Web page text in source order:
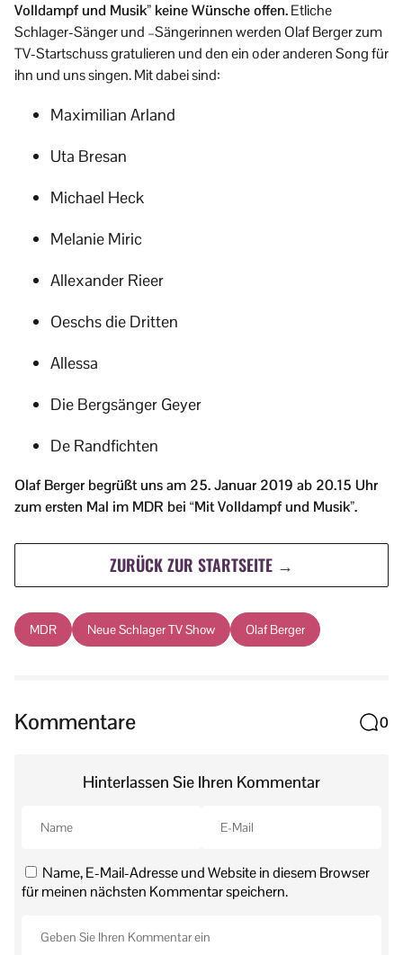
Volldampf und Musik” keine Wünsche offen.Etliche
Schlager-Sänger und –Sängerinnen werden Olaf Berger zum
TV-Startschuss gratulieren und den ein oder anderen Song für
ihn und uns singen. Mit dabei sind:
Maximilian Arland
Uta Bresan
Michael Heck
Melanie Miric
Allexander Rieer
Oeschs die Dritten
Allessa
Die Bergsänger Geyer
De Randfichten
Olaf Berger begrüßt uns am 25. Januar 2019 ab 20.15 Uhr
zum ersten Mal im MDR bei “Mit Volldampf und Musik”.
ZURÜCK ZUR STARTSEITE →
MDR Neue Schlager TV Show Olaf Berger
Kommentare 0
Hinterlassen Sie Ihren Kommentar
Name, E-Mail-Adresse und Website in diesem Browser
für meinen nächsten Kommentar speichern.